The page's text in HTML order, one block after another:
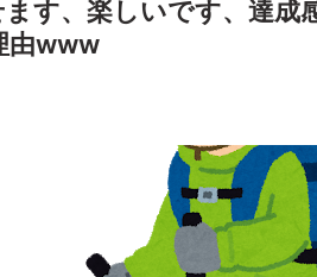
ます、楽しいです、達
由www